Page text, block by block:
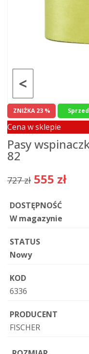
<
ZNIŻKA 23 %
Cena w sklepie
Pasy
82
727 zł 555 zł
DOSTĘPNOŚĆ
W magazynie
STATUS
Nowy
KOD
6336
PRODUCENT
FISCHER